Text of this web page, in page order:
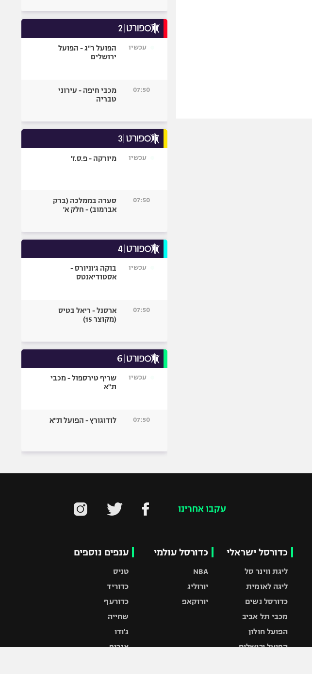
עכשיו
הפועל ר"ג - הפועל
ירושלים
07:50
מכבי חיפה - עירוני
טבריה
עכשיו מיורקה - פ.ס.ז'
07:50
סערה בממלכה (ברק
אברמוב) - חלק א'
עכשיו
בוקה ג'וניורס -
אסטודיאנטס
07:50
ארסנל - ריאל בטיס
(מקוצר 15)
עכשיו
שריף טירספול - מכבי
ת"א
07:50 לודוגורץ - הפועל ת"א
עקבו אחרינו
כדורסל ישראלי
ליגת ווינר סל
ליגה לאומית
כדורסל נשים
מכבי תל אביב
הפועל חולון
הפועל ירושלים
כדורסל עולמי
NBA
יורוליג
יורוקאפ
ענפים נוספים
טניס
כדוריד
כדורעף
שחייה
ג'ודו
אגרוף